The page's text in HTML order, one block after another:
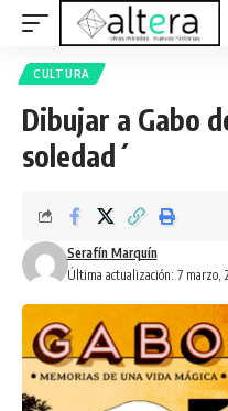
CULTURA
Dibujar a Gabo
soledad´
Última actualización: 7 marzo,
Serafín Marquín